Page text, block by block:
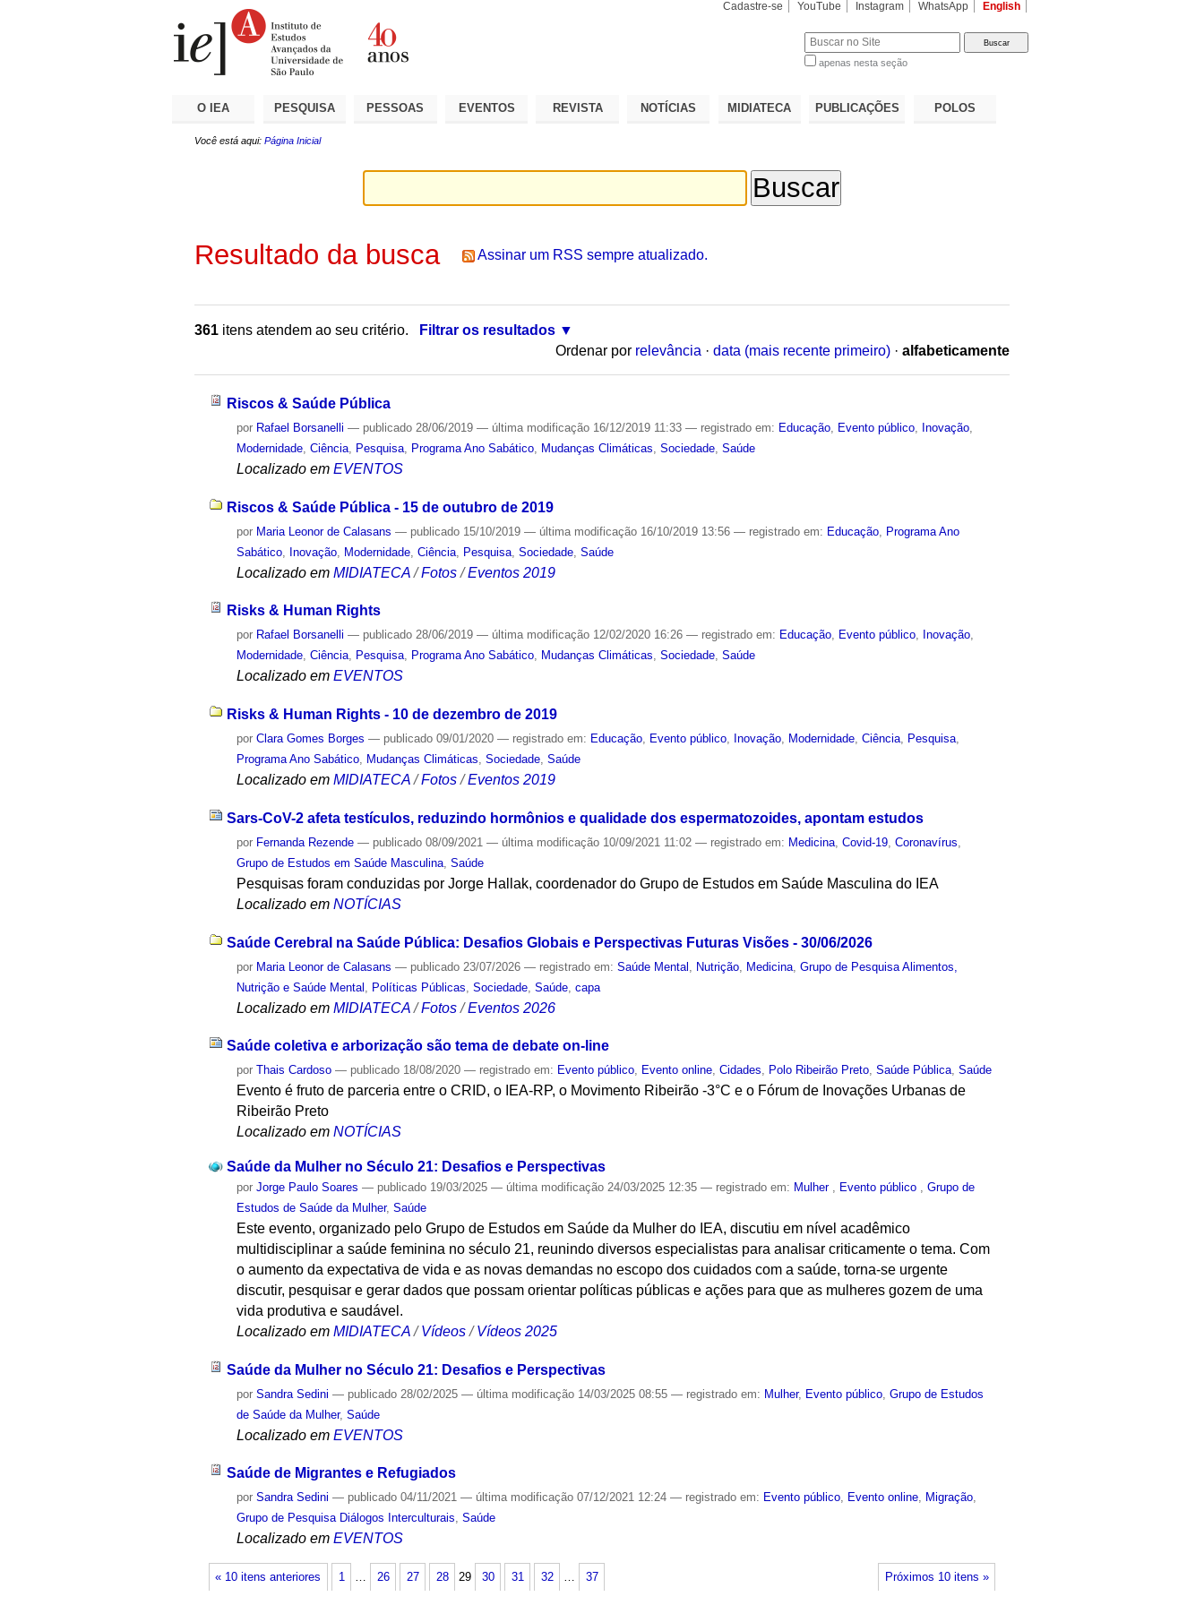
Cadastre-se YouTube Instagram WhatsApp English
apenas nesta seção
O IEA PESQUISA PESSOAS EVENTOS REVISTA NOTÍCIAS MIDIATECA PUBLICAÇÕES POLOS
Você está aqui: Página Inicial
Resultado da busca Assinar um RSS sempre atualizado.
361 itens atendem ao seu critério.
Filtrar os resultados
Ordenar por relevância · data (mais recente primeiro) · alfabeticamente
Riscos & Saúde Pública
por Rafael Borsanelli — publicado 28/06/2019— última modificação 16/12/2019 11:33— registrado em: Educação Evento público Inovação
Modernidade ,Ciência Pesquisa Programa Ano Sabático Mudanças Climáticas ,Sociedade ,Saúde
Localizado em EVENTOS
Riscos & Saúde Pública - 15 de outubro de 2019
por Maria Leonor de Calasans — publicado 15/10/2019— última modificação 16/10/2019 13:56— registrado em: Educação Programa Ano
Sabático Inovação Modernidade ,Ciência Pesquisa ,Sociedade ,Saúde
Localizado em MIDIATECA /Fotos /Eventos 2019
Risks & Human Rights
por Rafael Borsanelli — publicado 28/06/2019— última modificação 12/02/2020 16:26— registrado em: Educação, Evento público, Inovação,
Modernidade,Ciência, Pesquisa, Programa Ano Sabático, Mudanças Climáticas,Sociedade,Saúde
Localizado em EVENTOS
Risks & Human Rights - 10 de dezembro de 2019
porClara Gomes Borges — publicado 09/01/2020— registrado em: Educação, Evento público, Inovação, Modernidade,Ciência, Pesquisa,
Programa Ano Sabático, Mudanças Climáticas,Sociedade,Saúde
Localizado em MIDIATECA /Fotos /Eventos 2019
Sars-CoV-2 afeta testículos, reduzindo hormônios e qualidade dos espermatozoides, apontam estudos
por Fernanda Rezende — publicado 08/09/2021— última modificação 10/09/2021 11:02— registrado em: Medicina ,Covid-19 ,Coronavírus
Grupo de Estudos em Saúde Masculina ,Saúde
Pesquisas foram conduzidas por Jorge Hallak, coordenador do Grupo de Estudos em Saúde Masculina do IEA
Localizado em NOTÍCIAS
Saúde Cerebral na Saúde Pública: Desafios Globais e Perspectivas Futuras Visões - 30/06/2026
por Maria Leonor de Calasans — publicado 23/07/2026— registrado em:Saúde Mental Nutrição Medicina ,Grupo de Pesquisa Alimentos,
Nutrição e Saúde Mental
Políticas Públicas ,Sociedade ,Saúde ,capa
Localizado em MIDIATECA /Fotos /Eventos 2026
Saúde coletiva e arborização são tema de debate on-line
porThais Cardoso — publicado 18/08/2020— registrado em: Evento público, Evento online,Cidades, Polo Ribeirão Preto,Saúde Pública,Saúde
Evento é fruto de parceria entre o CRID, o IEA-RP, o Movimento Ribeirão -3°C e o Fórum de Inovações Urbanas de
Ribeirão Preto
Localizado em NOTÍCIAS
Saúde da Mulher no Século 21: Desafios e Perspectivas
porJorge Paulo Soares — publicado 19/03/2025— última modificação 24/03/2025 12:35— registrado em: Mulher Evento público ,Grupo de
Estudos de Saúde da Mulher,Saúde
Este evento, organizado pelo Grupo de Estudos em Saúde da Mulher do IEA, discutiu em nível acadêmico
multidisciplinar a saúde feminina no século 21, reunindo diversos especialistas para analisar criticamente o tema. Com
o aumento da expectativa de vida e as novas demandas no escopo dos cuidados com a saúde, torna-se urgente
discutir, pesquisar e gerar dados que possam orientar políticas públicas e ações para que as mulheres gozem de uma
vida produtiva e saudável.
Localizado em MIDIATECA /Vídeos /Vídeos 2025
Saúde da Mulher no Século 21: Desafios e Perspectivas
porSandra Sedini — publicado 28/02/2025— última modificação 14/03/2025 08:55— registrado em: Mulher, Evento público ,Grupo de Estudos
de Saúde da Mulher,Saúde
Localizado em EVENTOS
Saúde de Migrantes e Refugiados
porSandra Sedini — publicado 04/11/2021— última modificação 07/12/2021 12:24— registrado em: Evento público, Evento online, Migração,
Grupo de Pesquisa Diálogos Interculturais,Saúde
Localizado em EVENTOS
« 10 itens anteriores Próximos 10 itens »
1 26 27 28 29 30 31 32 37